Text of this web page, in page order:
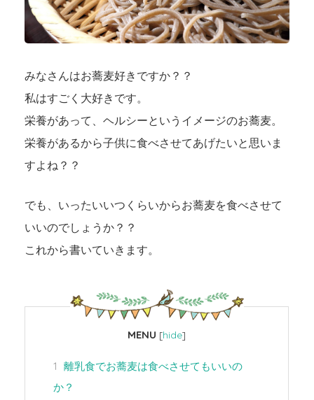
みなさんはお蕎麦好きですか？？
私はすごく大好きです。
栄養があって、ヘルシーというイメージのお蕎麦。
栄養があるから子供に食べさせてあげたいと思いま
すよね？？
でも、いったいいつくらいからお蕎麦を食べさせて
いいのでしょうか？？
これから書いていきます。
MENU [hide]
1 離乳食でお蕎麦は食べさせてもいいの
か？